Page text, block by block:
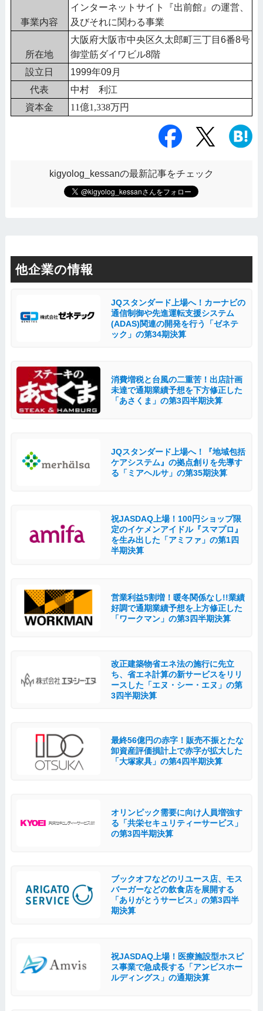
事業内容
インターネットサイト『出前館』の運営、
及びそれに関わる事業
所在地
大阪府大阪市中央区久太郎町三丁目6番8号
御堂筋ダイワビル8階
設立日
1999年09月
代表
中村 利江
資本金
11億1,338万円
kigyolog_kessanの最新記事をチェック
他企業の情報
JQスタンダード上場へ！カーナビの
通信制御や先進運転支援システム
(ADAS)関連の開発を行う「ゼネテ
ック」の第34期決算
消費増税と台風の二重苦！出店計画
未達で通期業績予想を下方修正した
「あさくま」の第3四半期決算
JQスタンダード上場へ！『地域包括
ケアシステム』の拠点創りを先導す
る「ミアヘルサ」の第35期決算
祝JASDAQ上場！100円ショップ限
定のイケメンアイドル『スマプロ』
を生み出した「アミファ」の第1四
半期決算
営業利益5割増！暖冬関係なし!!業績
好調で通期業績予想を上方修正した
「ワークマン」の第3四半期決算
改正建築物省エネ法の施⾏に先立
ち、省エネ計算の新サービスをリリ
ースした「エヌ・シー・エヌ」の第
3四半期決算
最終56億円の赤字！販売不振とたな
卸資産評価損計上で赤字が拡大した
「大塚家具」の第4四半期決算
オリンピック需要に向け人員増強す
る「共栄セキュリティーサービス」
の第3四半期決算
ブックオフなどのリユース店、モス
バーガーなどの飲食店を展開する
「ありがとうサービス」の第3四半
期決算
祝JASDAQ上場！医療施設型ホスピ
ス事業で急成長する「アンビスホー
ルディングス」の通期決算